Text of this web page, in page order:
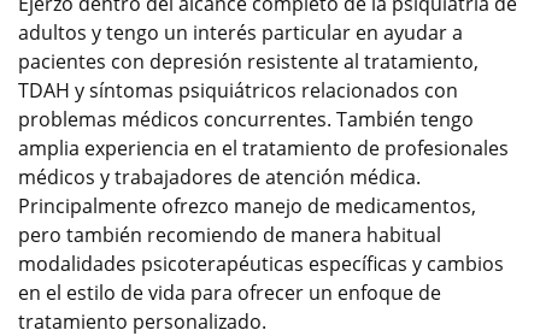
adultos y tengo un interés particular en ayudar a
pacientes con depresión resistente al tratamiento,
TDAH y síntomas psiquiátricos relacionados con
problemas médicos concurrentes. También tengo
amplia experiencia en el tratamiento de profesionales
médicos y trabajadores de atención médica.
Principalmente ofrezco manejo de medicamentos,
pero también recomiendo de manera habitual
modalidades psicoterapéuticas específicas y cambios
en el estilo de vida para ofrecer un enfoque de
tratamiento personalizado.